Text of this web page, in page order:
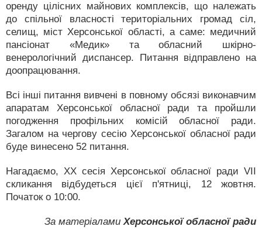
оренду цілісних майнових комплексів, що належать
до спільної власності територіальних громад сіл,
селищ, міст Херсонської області, а саме: медичний
пансіонат «Медик» та обласний шкірно-
венерологічний диспансер. Питання відправлено на
доопрацювання.
Всі інші питання вивчені в повному обсязі виконавчим
апаратам Херсонської обласної ради та пройшли
погодження профільних комісій обласної ради.
Загалом на чергову сесію Херсонської обласної ради
буде винесено 52 питання.
Нагадаємо, ХХ сесія Херсонської обласної ради VІІ
скликання відбудеться цієї п'ятниці, 12 жовтня.
Початок о 10:00.
За матеріаламиХерсонської обласної ради